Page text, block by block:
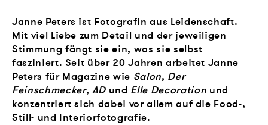
Janne Peters ist Fotografin aus Leidenschaft.
Mit viel Liebe zum Detail und der jeweiligen
Stimmung fängt sie ein, was sie selbst
fasziniert. Seit über 20 Jahren arbeitet Janne
Peters für Magazine wie Salon, Der
Feinschmecker, AD und Elle Decoration und
konzentriert sich dabei vor allem auf die Food-,
Still- und Interiorfotografie.